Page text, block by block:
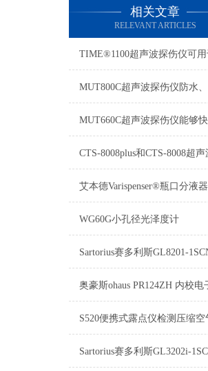
相关文章
RELEVANT ARTICLES
艾本德Varispenser®瓶口分液器
WG60G小孔径光泽度计